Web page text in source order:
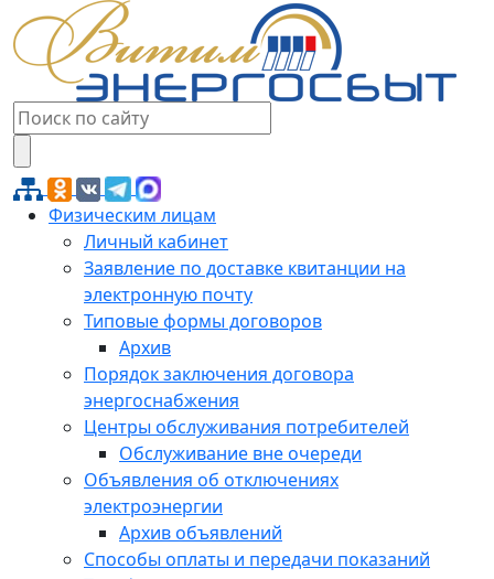
Физическим лицам
Личный кабинет
Заявление по доставке квитанции на
электронную почту
Типовые формы договоров
Архив
Порядок заключения договора
энергоснабжения
Центры обслуживания потребителей
Обслуживание вне очереди
Объявления об отключениях
электроэнергии
Архив объявлений
Способы оплаты и передачи показаний